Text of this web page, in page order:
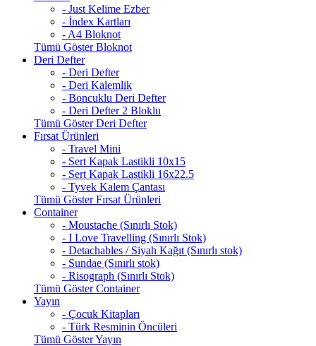
- Just Kelime Ezber
- İndex Kartları
- A4 Bloknot
Tümü Göster Bloknot
Deri Defter
- Deri Defter
- Deri Kalemlik
- Boncuklu Deri Defter
- Deri Defter 2 Bloklu
Tümü Göster Deri Defter
Fırsat Ürünleri
- Travel Mini
- Sert Kapak Lastikli 10x15
- Sert Kapak Lastikli 16x22.5
- Tyvek Kalem Çantası
Tümü Göster Fırsat Ürünleri
Container
- Moustache (Sınırlı Stok)
- I Love Travelling (Sınırlı Stok)
- Detachables / Siyah Kağıt (Sınırlı stok)
- Sundae (Sınırlı stok)
- Risograph (Sınırlı Stok)
Tümü Göster Container
Yayın
- Çocuk Kitapları
- Türk Resminin Öncüleri
Tümü Göster Yayın